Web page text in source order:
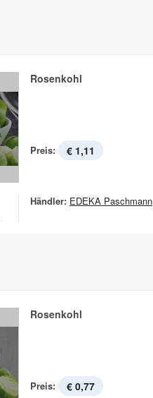
Rosenkohl
Preis: € 1,11
Händler: EDEKA Paschmann
Rosenkohl
Preis: € 0,77